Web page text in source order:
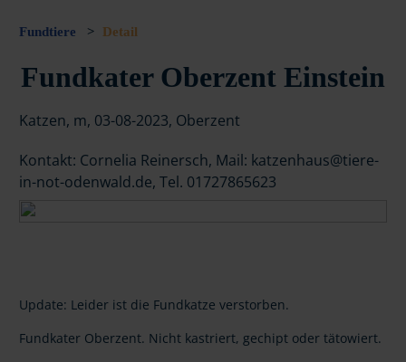
Fundtiere > Detail
Fundkater Oberzent Einstein
Katzen, m, 03-08-2023, Oberzent
Kontakt: Cornelia Reinersch, Mail: katzenhaus@tiere-
in-not-odenwald.de, Tel. 01727865623
Update: Leider ist die Fundkatze verstorben.
Fundkater Oberzent. Nicht kastriert, gechipt oder tätowiert.